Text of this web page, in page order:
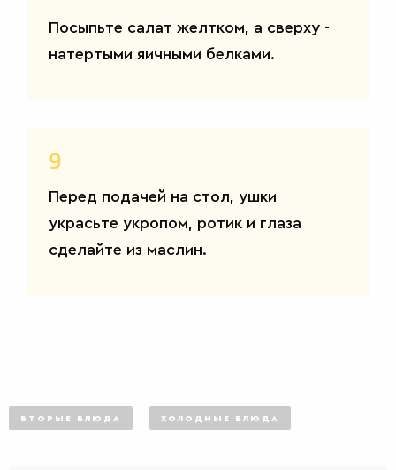
Посыпьте салат желтком, а сверху -
натертыми яичными белками.
9
Перед подачей на стол, ушки
украсьте укропом, ротик и глаза
сделайте из маслин.
ВТОРЫЕ БЛЮДА ХОЛОДНЫЕ БЛЮДА